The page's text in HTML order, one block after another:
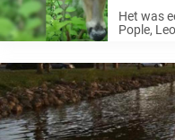
Het was
Pople,